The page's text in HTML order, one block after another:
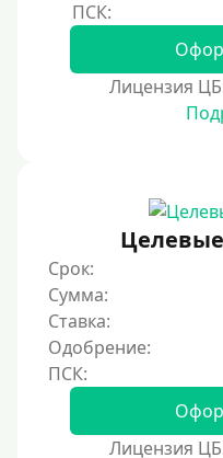
50000 руб
60000 руб
70000 руб
150000 руб
200000 руб
250000 руб
300000 руб
500000 руб
Мини займы
Лицензия
Срок:
Сумма:
Ставка:
Одобрение:
Лицензия